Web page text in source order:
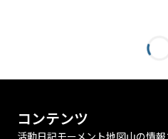
コンテンツ
活動日記モーメント地図山の情報